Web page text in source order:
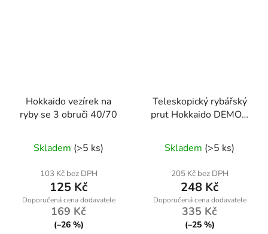
Hokkaido vezírek na
ryby se 3 obruči 40/70
Skladem (>5 ks)
103 Kč bez DPH
125 Kč
169 Kč
(–26 %)
Teleskopický rybářský
prut Hokkaido DEMON
60–120 g | Univerzální
prut na kapry
hodnocení
produktu
je
5,0
z
Skladem (>5 ks)
205 Kč bez DPH
248 Kč
335 Kč
(–25 %)